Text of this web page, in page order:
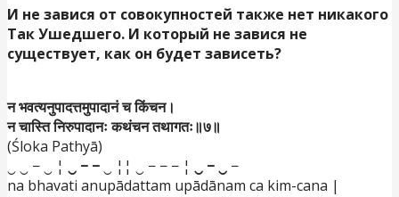
И не завися от совокупностей также нет никакого
Так Ушедшего. И который не завися не
существует, как он будет зависеть?
न भवत्यनुपादत्तमुपादानं च किंचन।
न चास्ति निरुपादानः कथंचन तथागतः॥७॥
(Śloka Pathyā)
‿ ‿ − ‿ ¦ ‿ − − ‿ ¦¦ ‿ − − − ¦ ‿ − ‿ −
na bhavati anupādattam upādānam ca kim-cana |